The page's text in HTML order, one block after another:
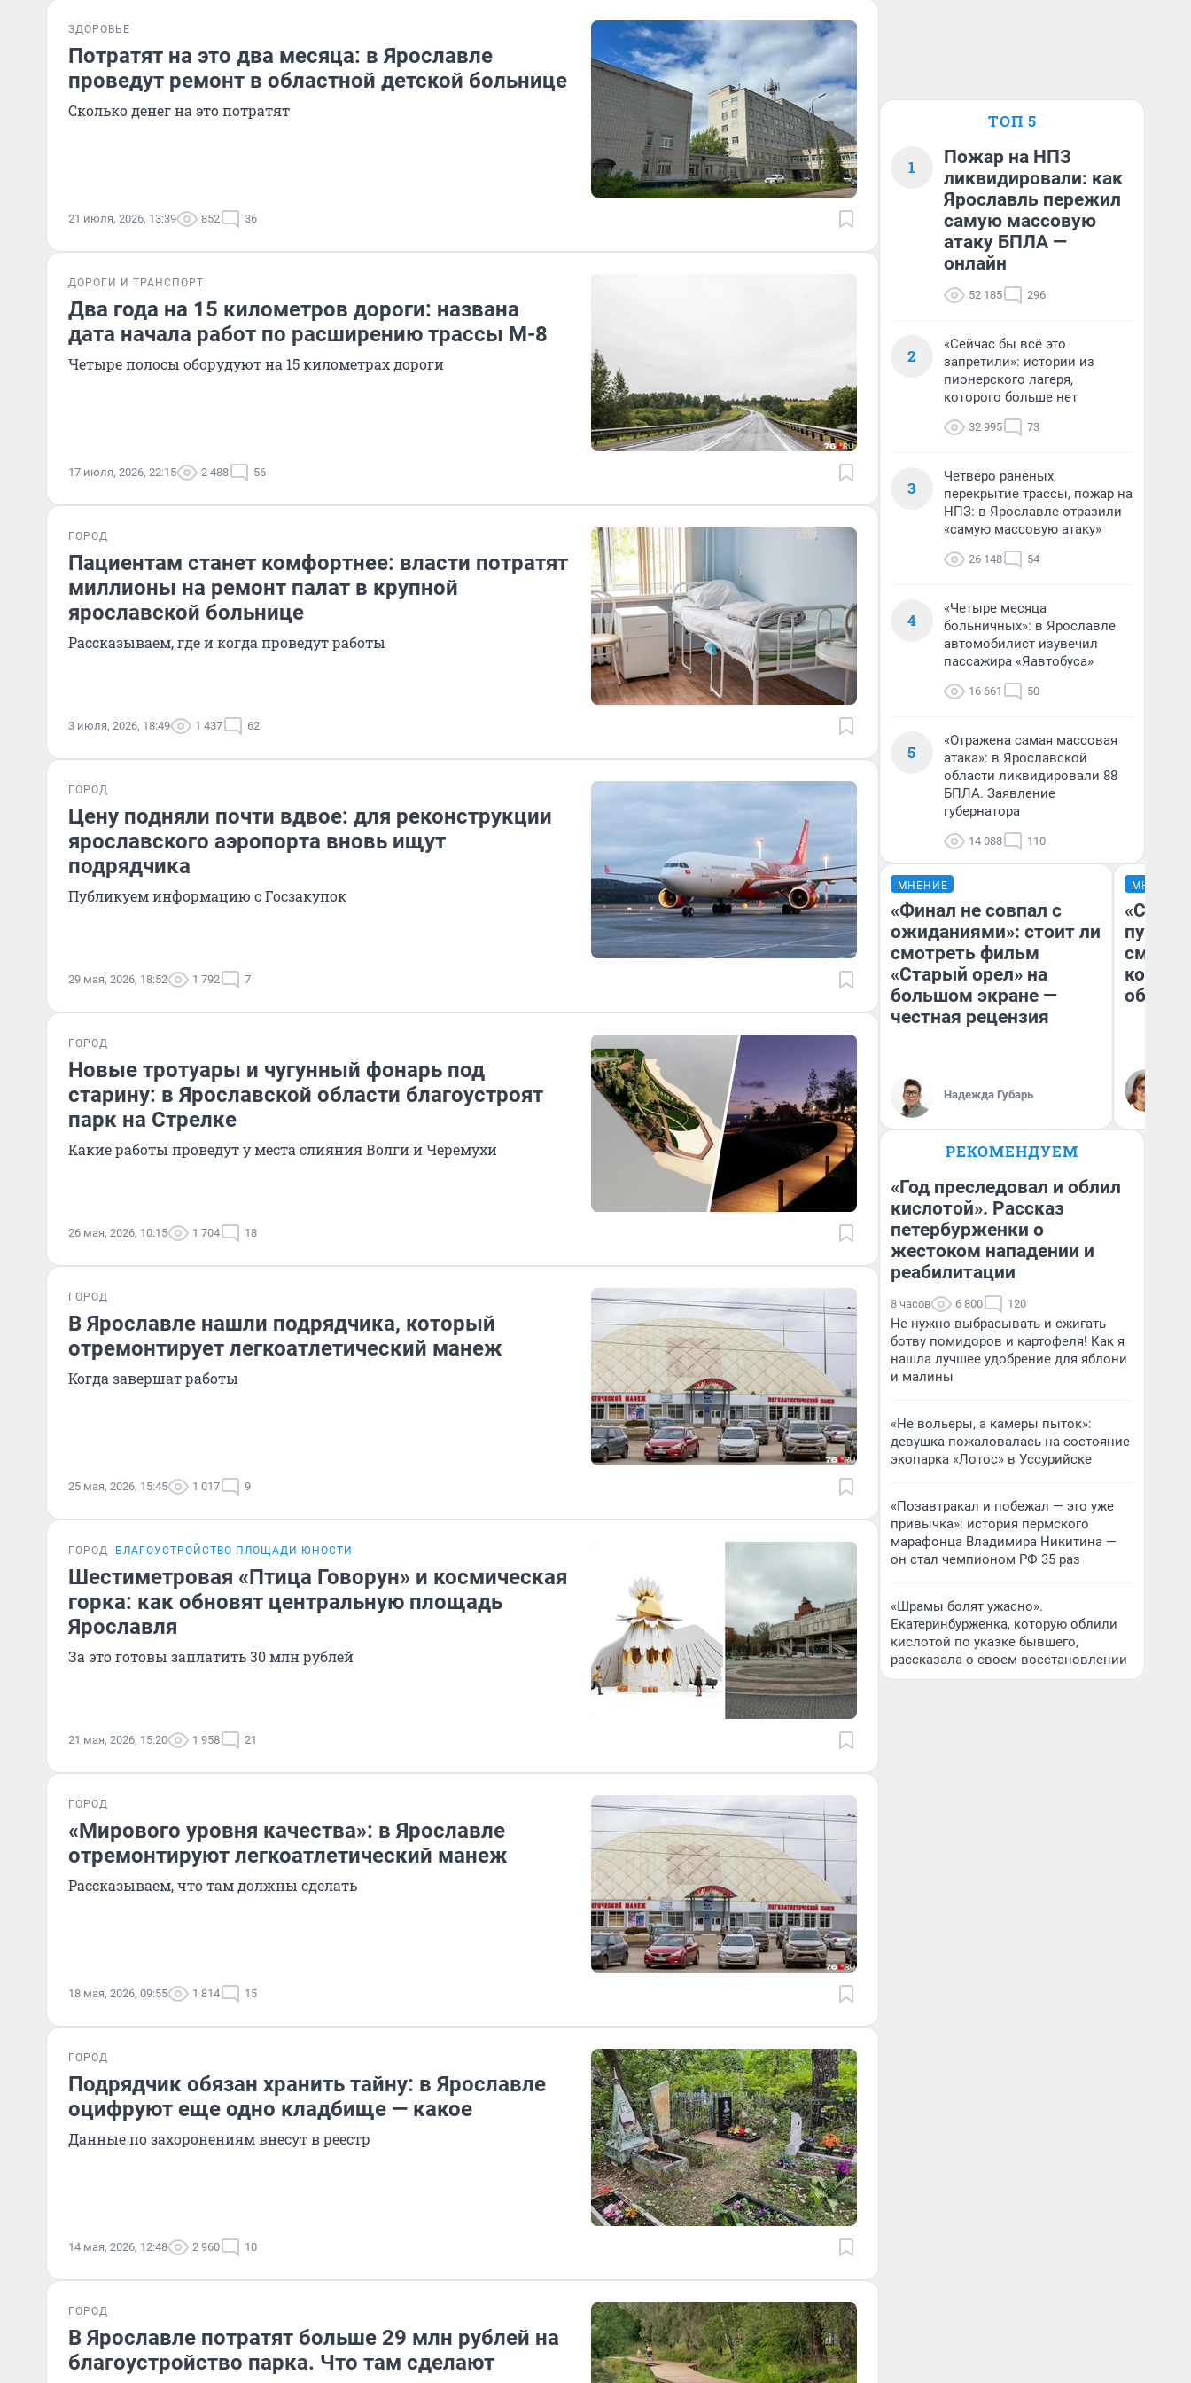
ЗДОРОВЬЕ
Потратят на это два месяца: в Ярославле
проведут ремонт в областной детской больнице
Сколько денег на это потратят
21 июля, 2026, 13:39 852 36
ДОРОГИ И ТРАНСПОРТ
Два года на 15 километров дороги: названа
дата начала работ по расширению трассы М-8
Четыре полосы оборудуют на 15 километрах дороги
17 июля, 2026, 22:15 2 488 56
ГОРОД
Пациентам станет комфортнее: власти потратят
миллионы на ремонт палат в крупной
ярославской больнице
Рассказываем, где и когда проведут работы
3 июля, 2026, 18:49 1 437 62
ГОРОД
Цену подняли почти вдвое: для реконструкции
ярославского аэропорта вновь ищут
подрядчика
Публикуем информацию с Госзакупок
29 мая, 2026, 18:52 1 792 7
ГОРОД
Новые тротуары и чугунный фонарь под
старину: в Ярославской области благоустроят
парк на Стрелке
Какие работы проведут у места слияния Волги и Черемухи
26 мая, 2026, 10:15 1 704 18
ГОРОД
В Ярославле нашли подрядчика, который
отремонтирует легкоатлетический манеж
Когда завершат работы
25 мая, 2026, 15:45 1 017 9
ГОРОД БЛАГОУСТРОЙСТВО ПЛОЩАДИ ЮНОСТИ
Шестиметровая «Птица Говорун» и космическая
горка: как обновят центральную площадь
Ярославля
За это готовы заплатить 30 млн рублей
21 мая, 2026, 15:20 1 958 21
ГОРОД
«Мирового уровня качества»: в Ярославле
отремонтируют легкоатлетический манеж
Рассказываем, что там должны сделать
18 мая, 2026, 09:55 1 814 15
ГОРОД
Подрядчик обязан хранить тайну: в Ярославле
оцифруют еще одно кладбище — какое
Данные по захоронениям внесут в реестр
14 мая, 2026, 12:48 2 960 10
ГОРОД
В Ярославле потратят больше 29 млн рублей на
благоустройство парка. Что там сделают
ТОП 5
1
Пожар на НПЗ
ликвидировали: как
Ярославль пережил
самую массовую
атаку БПЛА —
онлайн
52 185 296
2
«Сейчас бы всё это
запретили»: истории из
пионерского лагеря,
которого больше нет
32 995 73
3
Четверо раненых,
перекрытие трассы, пожар на
НПЗ: в Ярославле отразили
«самую массовую атаку»
26 148 54
4
«Четыре месяца
больничных»: в Ярославле
автомобилист изувечил
пассажира «Яавтобуса»
16 661 50
5
«Отражена самая массовая
атака»: в Ярославской
области ликвидировали 88
БПЛА. Заявление
губернатора
14 088 110
МНЕНИЕ
«Финал не совпал с
ожиданиями»: стоит ли
смотреть фильм
«Старый орел» на
большом экране —
честная рецензия
Надежда Губарь
МНЕНИЕ
РЕКОМЕНДУЕМ
«Год преследовал и облил
кислотой». Рассказ
петербурженки о
жестоком нападении и
реабилитации
8 часов 6 800 120
Не нужно выбрасывать и сжигать
ботву помидоров и картофеля! Как я
нашла лучшее удобрение для яблони
и малины
«Не вольеры, а камеры пыток»:
девушка пожаловалась на состояние
экопарка «Лотос» в Уссурийске
«Позавтракал и побежал — это уже
привычка»: история пермского
марафонца Владимира Никитина —
он стал чемпионом РФ 35 раз
«Шрамы болят ужасно».
Екатеринбурженка, которую облили
кислотой по указке бывшего,
рассказала о своем восстановлении